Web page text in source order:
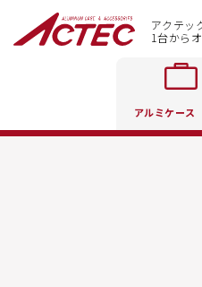
アクテッ
1台から
アルミケース